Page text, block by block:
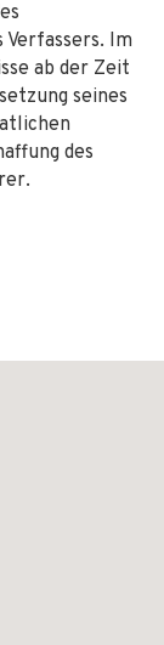
Verfassers. Im
ab der Zeit
seines
des